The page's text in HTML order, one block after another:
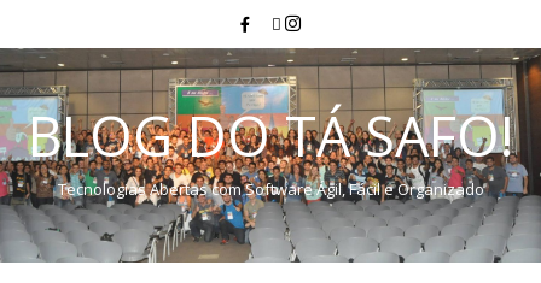
BLOG DO TÁ SAFO!
Tecnologias Abertas com Software Ágil, Fácil e Organizado